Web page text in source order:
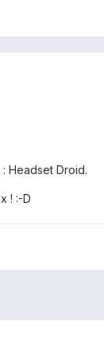
Headset Droid.
! :-D